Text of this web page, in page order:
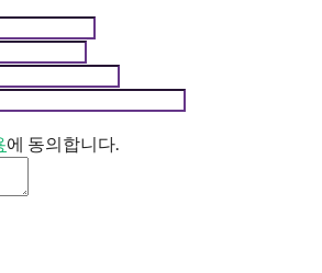
에 동의합니다.